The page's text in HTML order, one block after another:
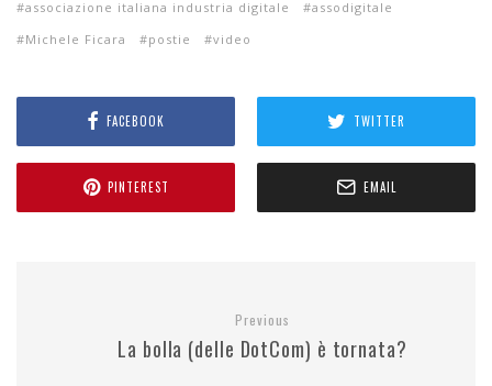
associazione italiana industria digitale
assodigitale
Michele Ficara
postie video
FACEBOOK TWITTER
PINTEREST EMAIL
Previous
La bolla (delle DotCom) è tornata?